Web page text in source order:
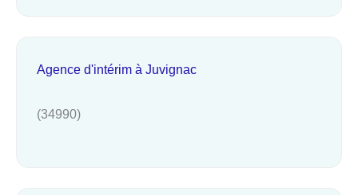
Agence d'intérim à Juvignac
(34990)